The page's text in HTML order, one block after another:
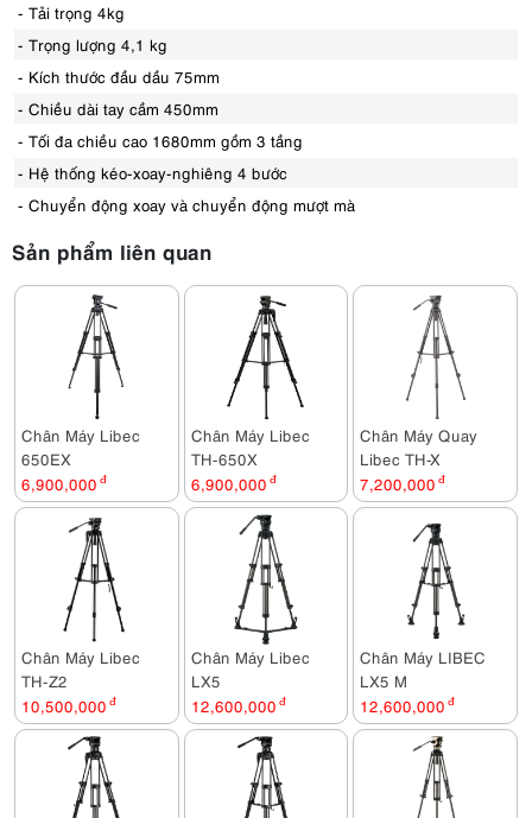
- Tải trọng 4kg
- Trọng lượng 4,1 kg
- Kích thước đầu dầu 75mm
- Chiều dài tay cầm 450mm
- Tối đa chiều cao 1680mm gồm 3 tầng
- Hệ thống kéo-xoay-nghiêng 4 bước
- Chuyển động xoay và chuyển động mượt mà
Sản phẩm liên quan
Chân Máy Libec
650EX
6,900,000 đ
Chân Máy Libec
TH-650X
6,900,000 đ
Chân Máy Quay
Libec TH-X
7,200,000 đ
Chân Máy Libec
TH-Z2
10,500,000 đ
Chân Máy Libec
LX5
12,600,000 đ
Chân Máy LIBEC
LX5 M
12,600,000 đ